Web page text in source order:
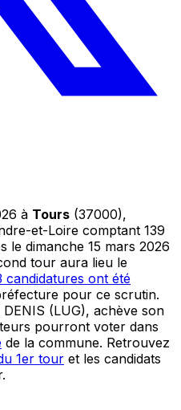
à Tours (37000),
et-Loire comptant 139
le dimanche 15 mars 2026
tour aura lieu le
candidatures ont été
pour ce scrutin.
(LUG), achève son
pourront voter dans
de la commune. Retrouvez
1er tour et les candidats